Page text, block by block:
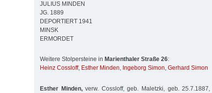
JULIUS MINDEN
JG. 1889
DEPORTIERT 1941
MINSK
ERMORDET
Weitere Stolpersteine in Marienthaler Straße 26:
Heinz Cossloff, Esther Minden, Ingeborg Simon, Gerhard Simon
Esther Minden,verw. Cossloff, geb. Maletzki, geb. 25.7.1887,